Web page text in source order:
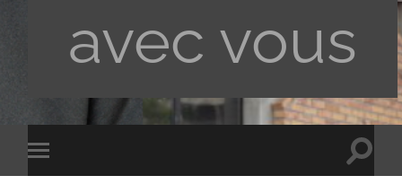
avec vous
Toggle
mobile
Toggle